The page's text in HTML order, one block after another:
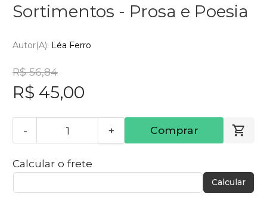
Sortimentos - Prosa e Poesia
Autor(a): Léa Ferro
R$ 56,84
R$ 45,00
- + Comprar
Calcular o frete
Calcular